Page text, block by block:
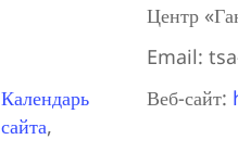
Календарь
сайта,
Центр
Email:
Веб-сайт: